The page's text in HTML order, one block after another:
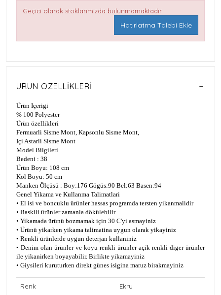
Geçici olarak stoklarımızda bulunmamaktadır.
Hatırlatma Talebi Ekle
ÜRÜN ÖZELLIKLERI
Ürün Içerigi
% 100 Polyester
Ürün özellikleri
Fermuarli Sisme Mont, Kapsonlu Sisme Mont,
Içi Astarli Sisme Mont
Model Bilgileri
Bedeni : 38
Ürün Boyu: 108 cm
Kol Boyu: 50 cm
Manken Ölçüsü : Boy:176 Gögüs:90 Bel:63 Basen:94
Genel Yikama ve Kullanma Talimatlari
• El isi ve boncuklu ürünler hassas programda tersten yikanmalidir
• Baskili ürünler zamanla dökülebilir
• Yikamada ürünü bozmamak için 30 C'yi asmayiniz
• Ürünü yikarken yikama talimatina uygun olarak yikayiniz
• Renkli ürünlerde uygun deterjan kullaniniz
• Denim olan ürünler ve koyu renkli ürünler açik renkli diger ürünler
ile yikanirken boyayabilir. Birlikte yikamayiniz
• Giysileri kuruturken direkt günes isigina maruz birakmayiniz
Renk Ekru